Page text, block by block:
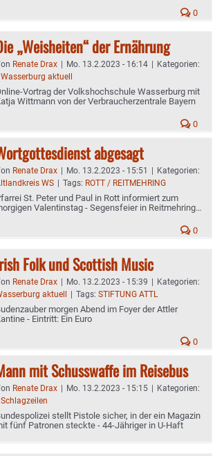
0
„Weisheiten“ der Ernährung
Renate Drax | Mo. 13.2.2023 - 16:14 | Kategorien:
Wasserburg aktuell
Vortrag der Volkshochschule Wasserburg mit
Wittmann von der Verbraucherzentrale Bayern
0
abgesagt
Renate Drax | Mo. 13.2.2023 - 15:51 | Kategorien:
WS | Tags: ROTT / REITMEHRING
St. Peter und Paul in Rott informiert zum
Valentinstag - Segensfeier in Reitmehring
0
Folk und Scottish Music
Renate Drax | Mo. 13.2.2023 - 15:39 | Kategorien:
aktuell | Tags: STIFTUNG ATTL
morgen Abend im Foyer der Attler
- Eintritt: Ein Euro
0
mit Schusswaffe im Reisebus
Renate Drax | Mo. 13.2.2023 - 15:15 | Kategorien:
Schlagzeilen
stellt Pistole sicher, in der ein Magazin
fünf Patronen steckte - 44-Jähriger in U-Haft